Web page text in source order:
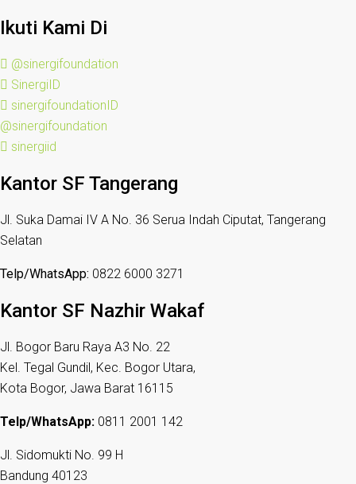
Ikuti Kami Di
@sinergifoundation
SinergiID
sinergifoundationID
@sinergifoundation
sinergiid
Kantor SF Tangerang
Jl. Suka Damai IV A No. 36 Serua Indah Ciputat, Tangerang
Selatan
Telp/WhatsApp: 0822 6000 3271
Kantor SF Nazhir Wakaf
Jl. Bogor Baru Raya A3 No. 22
Kel. Tegal Gundil, Kec. Bogor Utara,
Kota Bogor, Jawa Barat 16115
Telp/WhatsApp: 0811 2001 142
Jl. Sidomukti No. 99 H
Bandung 40123